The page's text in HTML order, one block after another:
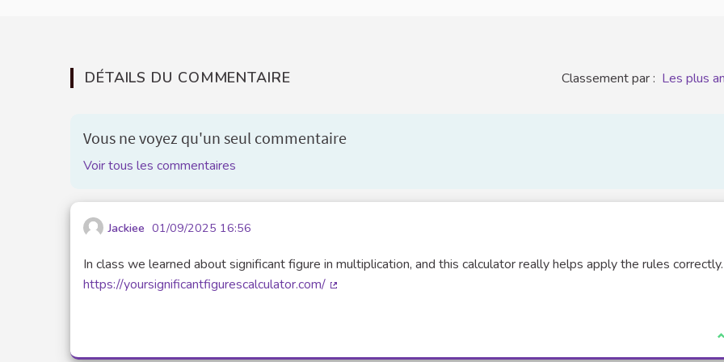
DÉTAILS DU COMMENTAIRE Classement par : Les plus
Vous ne voyez qu'un seul commentaire
Voir tous les commentaires
Jackiee 01/09/2025 16:56
In class we learned about significant figure in multiplication, and this calculator really helps apply the rules correctly.
https://yoursignificantfigurescalculator.com/